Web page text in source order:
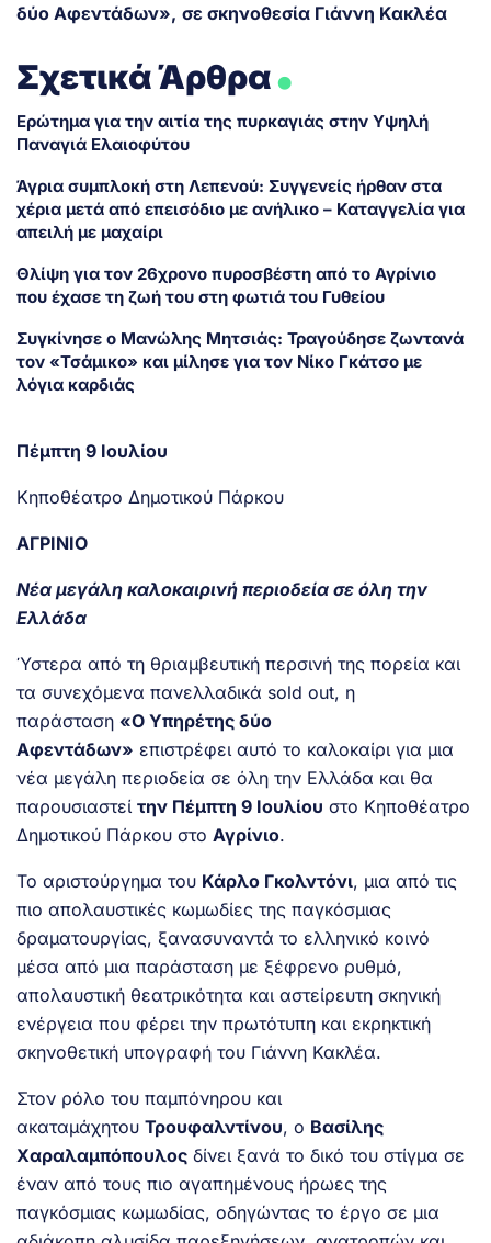
δύο Αφεντάδων», σε σκηνοθεσία Γιάννη Κακλέα
Σχετικά Άρθρα.
Ερώτημα για την αιτία της πυρκαγιάς στην Υψηλή
Παναγιά Ελαιοφύτου
Άγρια συμπλοκή στη Λεπενού: Συγγενείς ήρθαν στα
χέρια μετά από επεισόδιο με ανήλικο – Καταγγελία για
απειλή με μαχαίρι
Θλίψη για τον 26χρονο πυροσβέστη από το Αγρίνιο
που έχασε τη ζωή του στη φωτιά του Γυθείου
Συγκίνησε ο Μανώλης Μητσιάς: Τραγούδησε ζωντανά
τον «Τσάμικο» και μίλησε για τον Νίκο Γκάτσο με
λόγια καρδιάς
Πέμπτη 9 Ιουλίου
Κηποθέατρο Δημοτικού Πάρκου
ΑΓΡΙΝΙΟ
Νέα μεγάλη καλοκαιρινή περιοδεία σε όλη την
Ελλάδα
Ύστερα από τη θριαμβευτική περσινή της πορεία και
τα συνεχόμενα πανελλαδικά sold out, η
παράσταση «Ο Υπηρέτης δύο
Αφεντάδων» επιστρέφει αυτό το καλοκαίρι για μια
νέα μεγάλη περιοδεία σε όλη την Ελλάδα και θα
παρουσιαστεί την Πέμπτη 9 Ιουλίου στο Κηποθέατρο
Δημοτικού Πάρκου στο Αγρίνιο.
Το αριστούργημα του Κάρλο Γκολντόνι, μια από τις
πιο απολαυστικές κωμωδίες της παγκόσμιας
δραματουργίας, ξανασυναντά το ελληνικό κοινό
μέσα από μια παράσταση με ξέφρενο ρυθμό,
απολαυστική θεατρικότητα και αστείρευτη σκηνική
ενέργεια που φέρει την πρωτότυπη και εκρηκτική
σκηνοθετική υπογραφή του Γιάννη Κακλέα.
Στον ρόλο του παμπόνηρου και
ακαταμάχητου Τρουφαλντίνου, ο Βασίλης
Χαραλαμπόπουλος δίνει ξανά το δικό του στίγμα σε
έναν από τους πιο αγαπημένους ήρωες της
παγκόσμιας κωμωδίας, οδηγώντας το έργο σε μια